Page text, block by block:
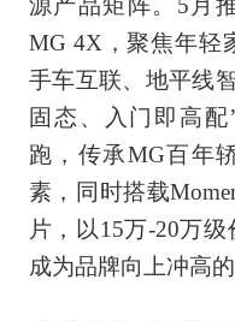
源产品矩阵。5月
MG 4X，聚焦年轻
手车互联、地平线
固态、入门即高
跑，传承MG百年
素，同时搭载
片，以15万-20万
成为品牌向上冲高的